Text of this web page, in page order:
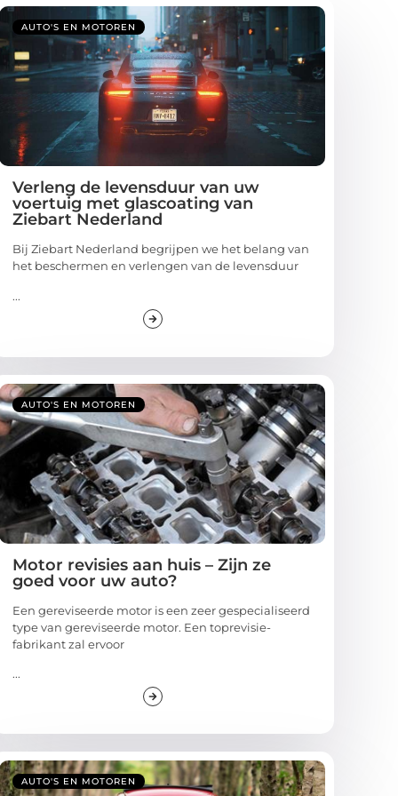
AUTO'S EN MOTOREN
Verleng de levensduur van uw
voertuig met glascoating van
Ziebart Nederland
Bij Ziebart Nederland begrijpen we het belang van
het beschermen en verlengen van de levensduur
...
AUTO'S EN MOTOREN
Motor revisies aan huis – Zijn ze
goed voor uw auto?
Een gereviseerde motor is een zeer gespecialiseerd
type van gereviseerde motor. Een toprevisie-
fabrikant zal ervoor
...
AUTO'S EN MOTOREN